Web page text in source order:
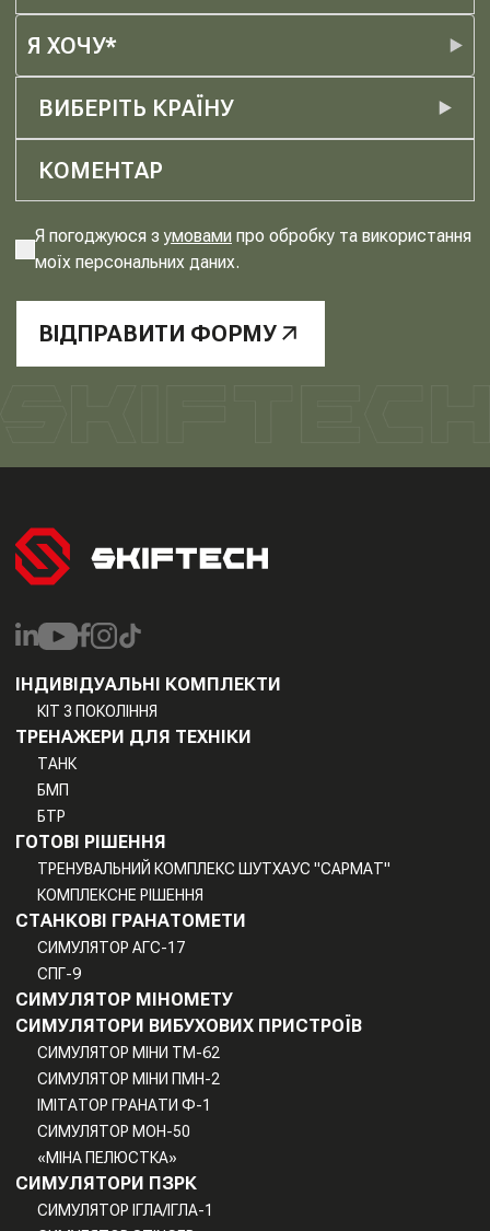
Я ХОЧУ*
ВИБЕРІТЬ КРАЇНУ
Я погоджуюся з умовами про обробку та використання
моїх персональних даних.
ВІДПРАВИТИ ФОРМУ
ІНДИВІДУАЛЬНІ КОМПЛЕКТИ
КІТ 3 ПОКОЛІННЯ
ТРЕНАЖЕРИ ДЛЯ ТЕХНІКИ
ТАНК
БМП
БТР
ГОТОВІ РІШЕННЯ
ТРЕНУВАЛЬНИЙ КОМПЛЕКС ШУТХАУС "САРМАТ"
КОМПЛЕКСНЕ РІШЕННЯ
СТАНКОВІ ГРАНАТОМЕТИ
СИМУЛЯТОР АГС-17
СПГ-9
СИМУЛЯТОР МІНОМЕТУ
СИМУЛЯТОРИ ВИБУХОВИХ ПРИСТРОЇВ
СИМУЛЯТОР МІНИ TM-62
СИМУЛЯТОР МІНИ ПМН-2
ІМІТАТОР ГРАНАТИ Ф-1
СИМУЛЯТОР МОН-50
«МІНА ПЕЛЮСТКА»
СИМУЛЯТОРИ ПЗРК
СИМУЛЯТОР ІГЛА/ІГЛА-1